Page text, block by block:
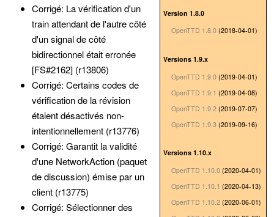
Version 1.8.0
OpenTTD 1.8.0 (2018-04-01)
Versions 1.9.x
OpenTTD 1.9.0 (2019-04-01)
OpenTTD 1.9.1 (2019-04-08)
OpenTTD 1.9.2 (2019-07-07)
OpenTTD 1.9.3 (2019-09-16)
Versions 1.10.x
OpenTTD 1.10.0 (2020-04-01)
OpenTTD 1.10.1 (2020-04-13)
OpenTTD 1.10.2 (2020-06-01)
Corrigé: La vérification d'un
train attendant de l'autre côté
d'un signal de côté
bidirectionnel était erronée
[FS#2162] (r13806)
Corrigé: Certains codes de
vérification de la révision
étaient désactivés non-
intentionnellement (r13776)
Corrigé: Garantit la validité
d'une NetworkAction (paquet
de discussion) émise par un
client (r13775)
Corrigé: Sélectionner des